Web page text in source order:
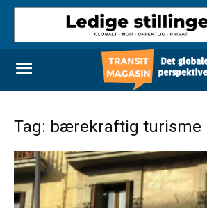
Tag: bærekraftig turisme